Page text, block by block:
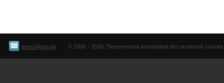
press@rap.by © 2008 – 2026. Перепечатка материала без активной